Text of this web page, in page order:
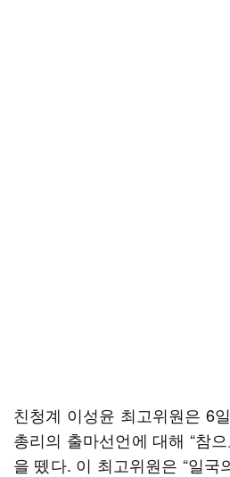
친청계 이성윤 최고위원은 6
총리의 출마선언에 대해 “참
을 뗐다. 이 최고위원은 “일